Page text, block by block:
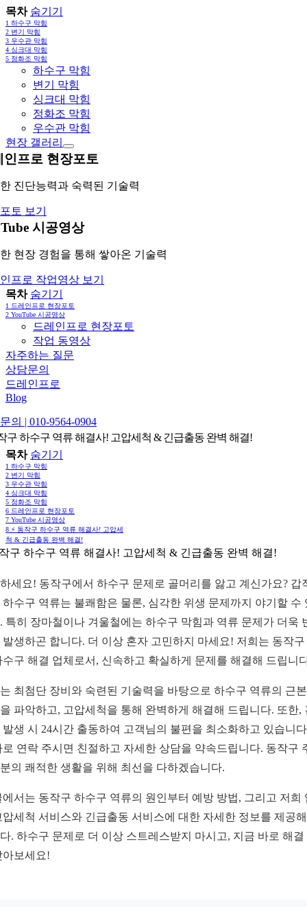
목차 숨기기
1 하수구 막힘
2 변기 막힘
3 우수관 막힘
4 싱크대 막힘
5 정화조 막힘
하수구 막힘
변기 막힘
싱크대 막힘
정화조 막힘
우수관 막힘
현장 갤러리
인프로 현장포토
진단능력과 숙력된 기술력
토 보기
시공영상
현장 경험을 통해 쌓아온 기술력
프로 작업영상 보기
목차 숨기기
1 드레인프로 현장포토
2 YouTube 시공영상
드레인프로 현장포토
작업 동영상
자주하는 질문
상담문의
드레인프로
Blog
의 | 010-9564-0904
구 하수구 역류 해결사! 고압세척 & 긴급출동 완벽 해결!
목차 숨기기
1 하수구 막힘
2 변기 막힘
3 우수관 막힘
4 싱크대 막힘
5 정화조 막힘
6 드레인프로 현장포토
7 YouTube 시공영상
8 ⚡️ 동작구 하수구 역류 해결사! 고압세
척 & 긴급출동 완벽 해결!
작구 하수구 역류 해결사! 고압세척 & 긴급출동 완벽 해결!
세요! 동작구에서 하수구 문제로 골머리를 앓고 계신가요? 갑
하수구 역류는 불쾌함은 물론, 심각한 위생 문제까지 야기할 수
특히 장마철이나 겨울철에는 하수구 막힘과 역류 문제가 더욱
발생하곤 합니다. 더 이상 혼자 고민하지 마세요! 저희는 동작구
수구 해결 업체로서, 신속하고 확실하게 문제를 해결해 드립니
최첨단 장비와 숙련된 기술력을 바탕으로 하수구 역류의 근
파악하고, 고압세척을 통해 완벽하게 해결해 드립니다. 또한,
발생 시 24시간 출동하여 고객님의 불편을 최소화하고 있습니
로 연락 주시면 친절하고 자세한 상담을 약속드립니다. 동작구
의 쾌적한 생활을 위해 최선을 다하겠습니다.
에서는 동작구 하수구 역류의 원인부터 예방 방법, 그리고 저희
압세척 서비스와 긴급출동 서비스에 대한 자세한 정보를 제공
. 하수구 문제로 더 이상 스트레스받지 마시고, 지금 바로 해결
아보세요!